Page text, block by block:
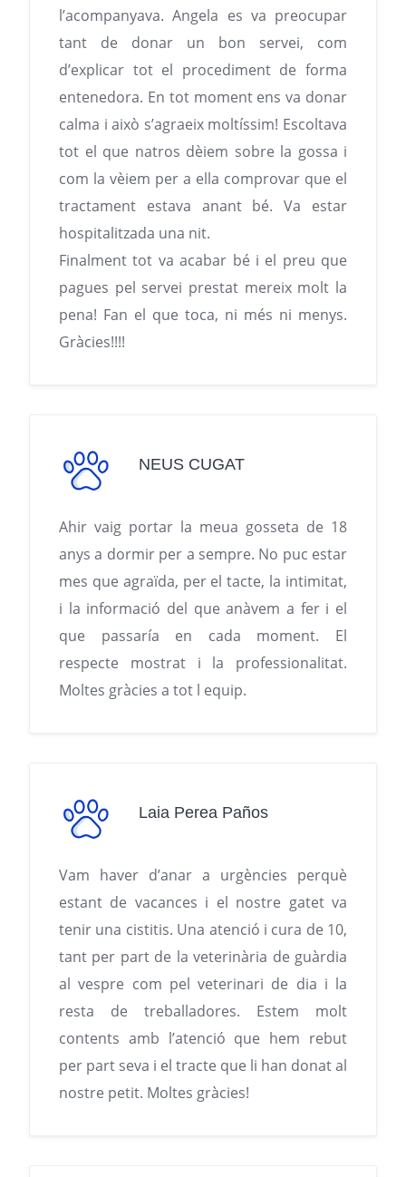
l’acompanyava. Angela es va preocupar
tant de donar un bon servei, com
d’explicar tot el procediment de forma
entenedora. En tot moment ens va donar
calma i això s’agraeix moltíssim! Escoltava
tot el que natros dèiem sobre la gossa i
com la vèiem per a ella comprovar que el
tractament estava anant bé. Va estar
hospitalitzada una nit.
Finalment tot va acabar bé i el preu que
pagues pel servei prestat mereix molt la
pena! Fan el que toca, ni més ni menys.
Gràcies!!!!
NEUS CUGAT
Ahir vaig portar la meua gosseta de 18
anys a dormir per a sempre. No puc estar
mes que agraïda, per el tacte, la intimitat,
i la informació del que anàvem a fer i el
que passaría en cada moment. El
respecte mostrat i la professionalitat.
Moltes gràcies a tot l equip.
Laia Perea Paños
Vam haver d’anar a urgències perquè
estant de vacances i el nostre gatet va
tenir una cistitis. Una atenció i cura de 10,
tant per part de la veterinària de guàrdia
al vespre com pel veterinari de dia i la
resta de treballadores. Estem molt
contents amb l’atenció que hem rebut
per part seva i el tracte que li han donat al
nostre petit. Moltes gràcies!